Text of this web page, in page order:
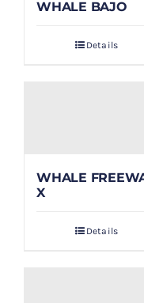
PAYMENT
WHALE BAJO
Details
WHALE
X
Details